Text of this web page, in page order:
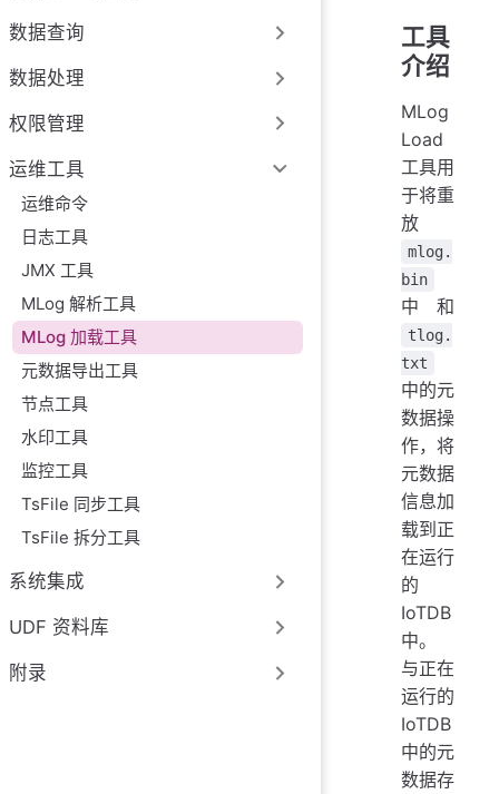
数据查询
数据处理
权限管理
运维工具
运维命令
日志工具
JMX 工具
MLog 解析工具
MLog 加载工具
元数据导出工具
节点工具
水印工具
监控工具
TsFile 同步工具
TsFile 拆分工具
系统集成
UDF 资料库
附录
工具
介绍
MLog
Load
工具用
于将重
放
mlog.
bin
中和
tlog.
txt
中的元
数据操
作，将
元数据
信息加
载到正
在运行
的
IoTDB
中。
与正在
运行的
IoTDB
中的元
数据存